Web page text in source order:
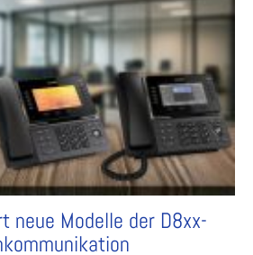
neue Modelle der D8xx-